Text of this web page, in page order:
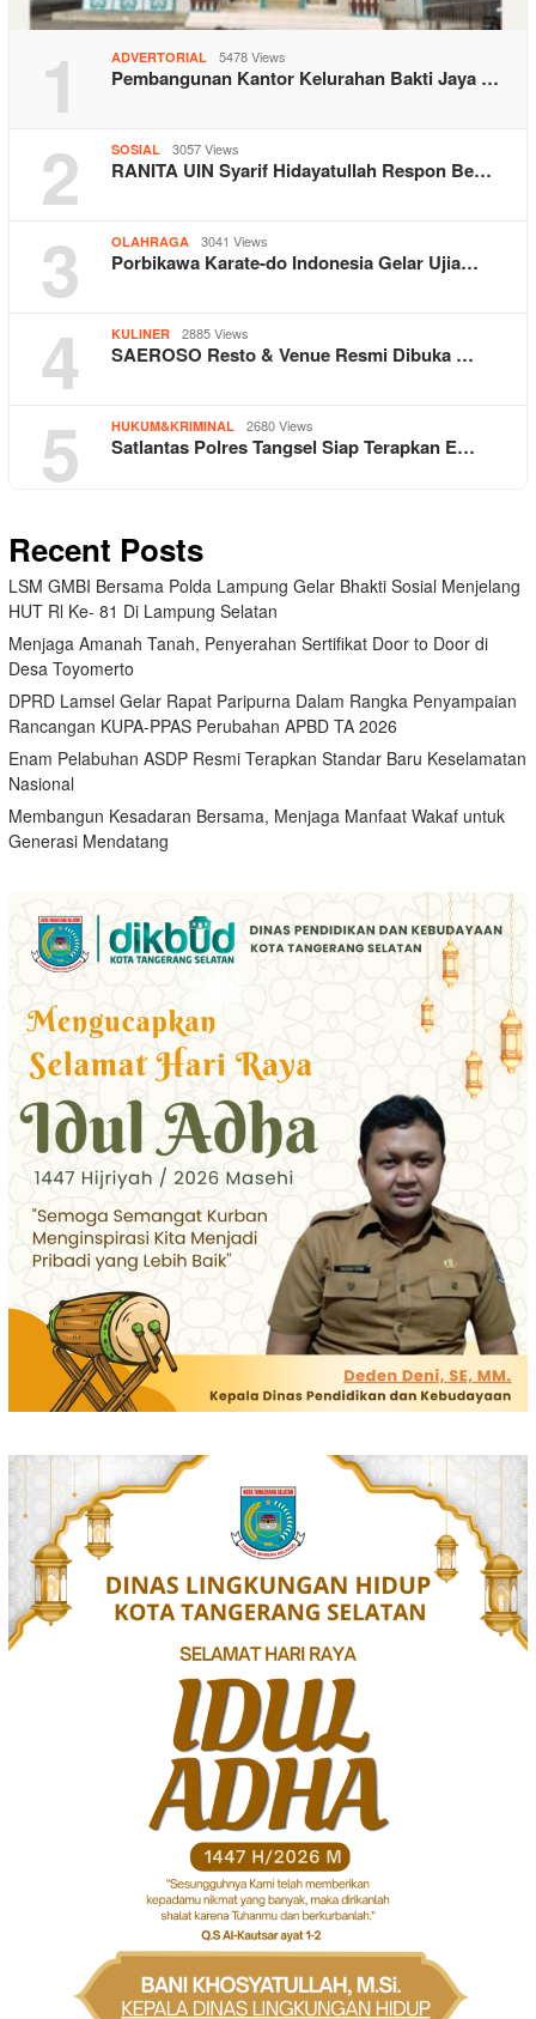
1 ADVERTORIAL 5478 Views
Pembangunan Kantor Kelurahan Bakti Jaya …
2 SOSIAL 3057 Views
RANITA UIN Syarif Hidayatullah Respon Be…
3 OLAHRAGA 3041 Views
Porbikawa Karate-do Indonesia Gelar Ujia…
4 KULINER 2885 Views
SAEROSO Resto & Venue Resmi Dibuka …
5 HUKUM&KRIMINAL 2680 Views
Satlantas Polres Tangsel Siap Terapkan E…
Recent Posts
LSM GMBI Bersama Polda Lampung Gelar Bhakti Sosial Menjelang
HUT Rl Ke- 81 Di Lampung Selatan
Menjaga Amanah Tanah, Penyerahan Sertifikat Door to Door di
Desa Toyomerto
DPRD Lamsel Gelar Rapat Paripurna Dalam Rangka Penyampaian
Rancangan KUPA-PPAS Perubahan APBD TA 2026
Enam Pelabuhan ASDP Resmi Terapkan Standar Baru Keselamatan
Nasional
Membangun Kesadaran Bersama, Menjaga Manfaat Wakaf untuk
Generasi Mendatang